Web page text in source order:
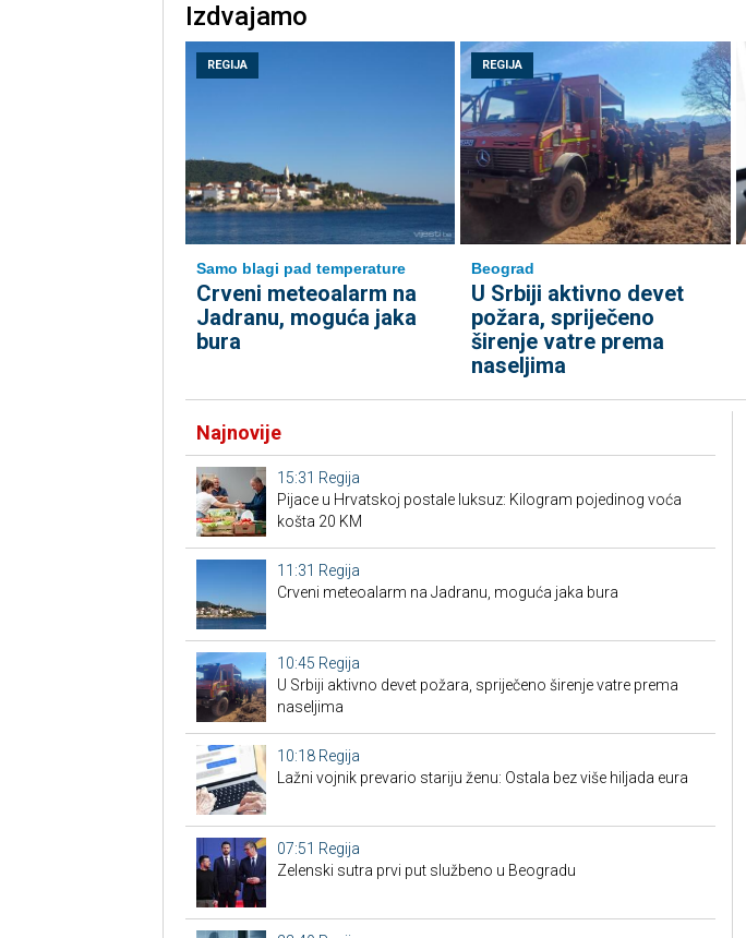
Izdvajamo
REGIJA
Samo blagi pad temperature
Crveni meteoalarm na
Jadranu, moguća jaka
bura
REGIJA
Beograd
U Srbiji aktivno devet
požara, spriječeno
širenje vatre prema
naseljima
Najnovije
15:31 Regija
Pijace u Hrvatskoj postale luksuz: Kilogram pojedinog voća
košta 20 KM
11:31 Regija
Crveni meteoalarm na Jadranu, moguća jaka bura
10:45 Regija
U Srbiji aktivno devet požara, spriječeno širenje vatre prema
naseljima
10:18 Regija
Lažni vojnik prevario stariju ženu: Ostala bez više hiljada eura
07:51 Regija
Zelenski sutra prvi put službeno u Beogradu